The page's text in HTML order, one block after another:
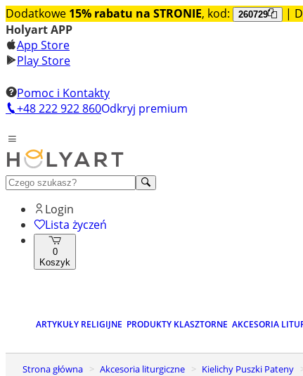
Dodatkowe 15% rabatu na STRONIE, kod: 260729 |
Holyart APP
App Store
Play Store
Pomoc i Kontakty
+48 222 922 860Odkryj premium
Login
Lista życzeń
0
Koszyk
ARTYKUŁY RELIGIJNE PRODUKTY KLASZTORNE AKCESORIA
Strona główna Akcesoria liturgiczne Kielichy Puszki Pateny